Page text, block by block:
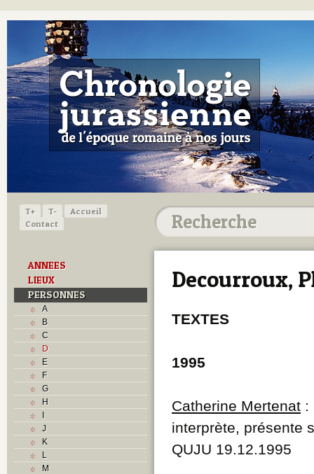
T+ T-
Accueil
Contact
ANNEES
LIEUX
PERSONNES
A
B
C
D
E
F
G
H
I
J
K
L
M
Decourroux,
TEXTES
1995
Catherine Mertenat :
interprète, présente
QUJU 19.12.1995